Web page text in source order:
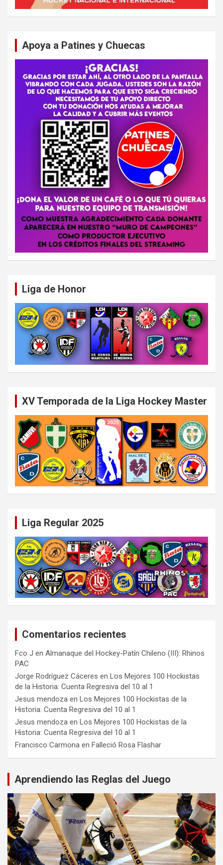
Apoya a Patines y Chuecas
Liga de Honor
XV Temporada de la Liga Hockey Master
Liga Regular 2025
Comentarios recientes
Fco J en Almanaque del Hockey-Patín Chileno (III): Rhinos
PAC
Jorge Rodríguez Cáceres en Los Mejores 100 Hockistas
de la Historia: Cuenta Regresiva del 10 al 1
Jesus mendoza en Los Mejores 100 Hockistas de la
Historia: Cuenta Regresiva del 10 al 1
Jesus mendoza en Los Mejores 100 Hockistas de la
Historia: Cuenta Regresiva del 10 al 1
Francisco Carmona en Falleció Rosa Flashar
Aprendiendo las Reglas del Juego